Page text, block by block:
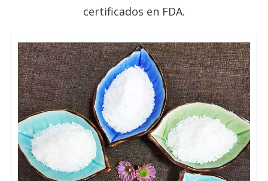
certificados en FDA.